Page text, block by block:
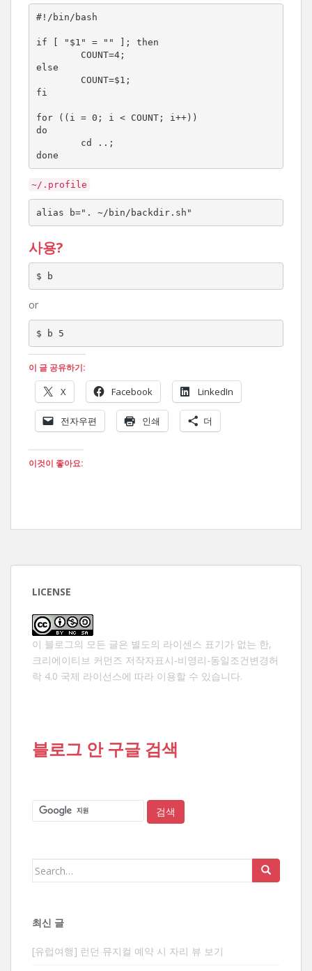
#!/bin/bash
if [ "$1" = "" ]; then
COUNT=4;
else
COUNT=$1;
fi
for ((i = 0; i < COUNT; i++))
do
cd ..;
done
~/.profile
alias b=". ~/bin/backdir.sh"
사용?
$ b
or
$ b 5
이 글 공유하기:
X Facebook LinkedIn
전자우편 인쇄 더
이것이 좋아요:
LICENSE
이 블로그의 모든 글은 별도의 라이센스 표기가 없는 한,
크리에이티브 커먼즈 저작자표시-비영리-동일조건변경허
락 4.0 국제 라이선스에 따라 이용할 수 있습니다.
블로그 안 구글 검색
Search
최신 글
[유럽여행] 런던 뮤지컬 예약 시 자리 뷰 보기